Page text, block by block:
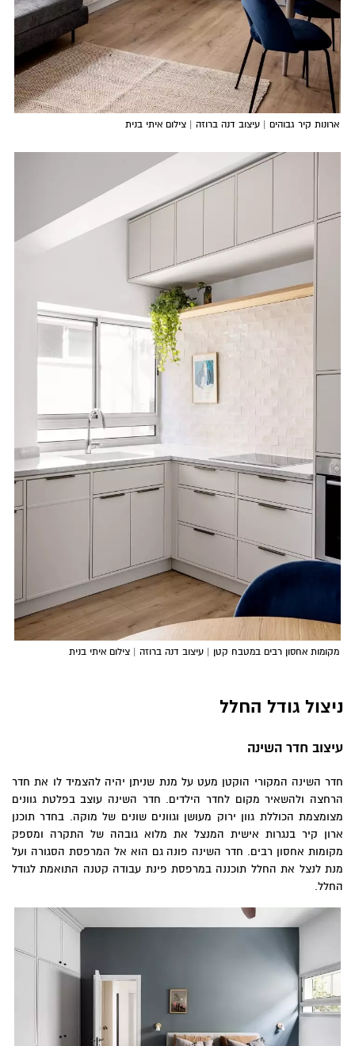
ארונות קיר גבוהים | עיצוב דנה ברוזה | צילום איתי בנית
מקומות אחסון רבים במטבח קטן | עיצוב דנה ברוזה | צילום איתי בנית
ניצול גודל החלל
עיצוב חדר השינה
חדר השינה המקורי הוקטן מעט על מנת שניתן יהיה להצמיד לו את חדר
הרחצה ולהשאיר מקום לחדר הילדים. חדר השינה עוצב בפלטת גוונים
מצומצמת הכוללת גוון ירוק מעושן וגוונים שונים של מוקה. בחדר תוכנן
ארון קיר בנגרות אישית המנצל את מלוא גובהה של התקרה ומספק
מקומות אחסון רבים. חדר השינה פונה גם הוא אל המרפסת הסגורה ועל
מנת לנצל את החלל תוכננה במרפסת פינת עבודה קטנה התואמת לגודל
החלל.